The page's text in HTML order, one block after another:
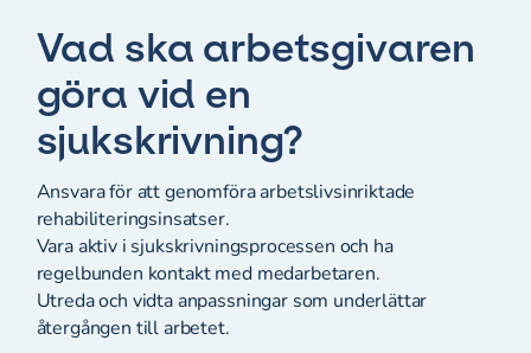
Vad ska arbetsgivaren
göra vid en
sjukskrivning?
Ansvara för att genomföra arbetslivsinriktade
rehabiliteringsinsatser.
Vara aktiv i sjukskrivningsprocessen och ha
regelbunden kontakt med medarbetaren.
Utreda och vidta anpassningar som underlättar
återgången till arbetet.